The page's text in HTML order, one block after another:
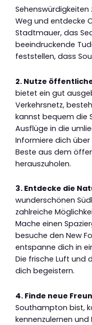
Weg und entdecke
Stadtmauer, das
beeindruckende
feststellen, dass
2. Nutze
bietet ein gut
Verkehrsnetz,
kannst bequem die
Ausflüge in die
Informiere dich
Beste aus dem
herauszuholen.
3. Entdecke die
wunderschönen
zahlreiche
Mache einen
besuche den New
entspanne dich in
Die frische Luft und
dich begeistern.
4. Finde neue
Southampton bist,
kennenzulernen